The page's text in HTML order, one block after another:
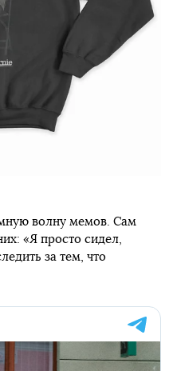
волну мемов. Сам
«Я просто сидел,
за тем, что